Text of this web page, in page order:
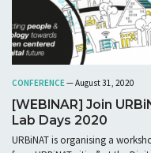
CONFERENCE— August 31, 2020
[WEBINAR] Join
Lab Days 2020
URBiNAT is organising a